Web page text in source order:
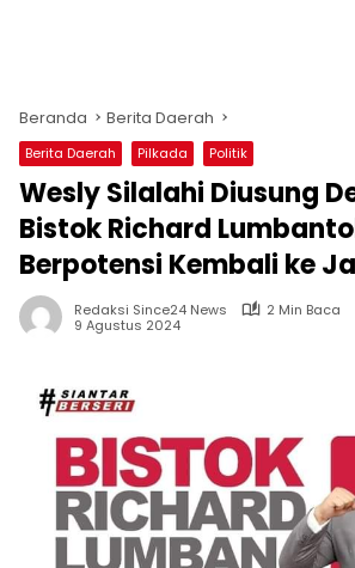
Beranda Berita Daerah
Berita Daerah Pilkada Politik
Wesly Silalahi Diusung
Bistok Richard
Berpotensi Kembali ke
Redaksi Since24 News
2 Min Baca
9 Agustus 2024